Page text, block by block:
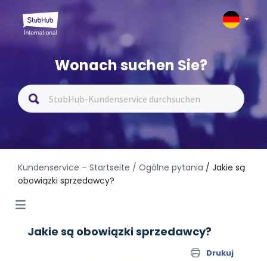
Wonach suchen Sie?
Kundenservice – Startseite / Ogólne pytania / Jakie są
obowiązki sprzedawcy?
Jakie są obowiązki sprzedawcy?
Drukuj